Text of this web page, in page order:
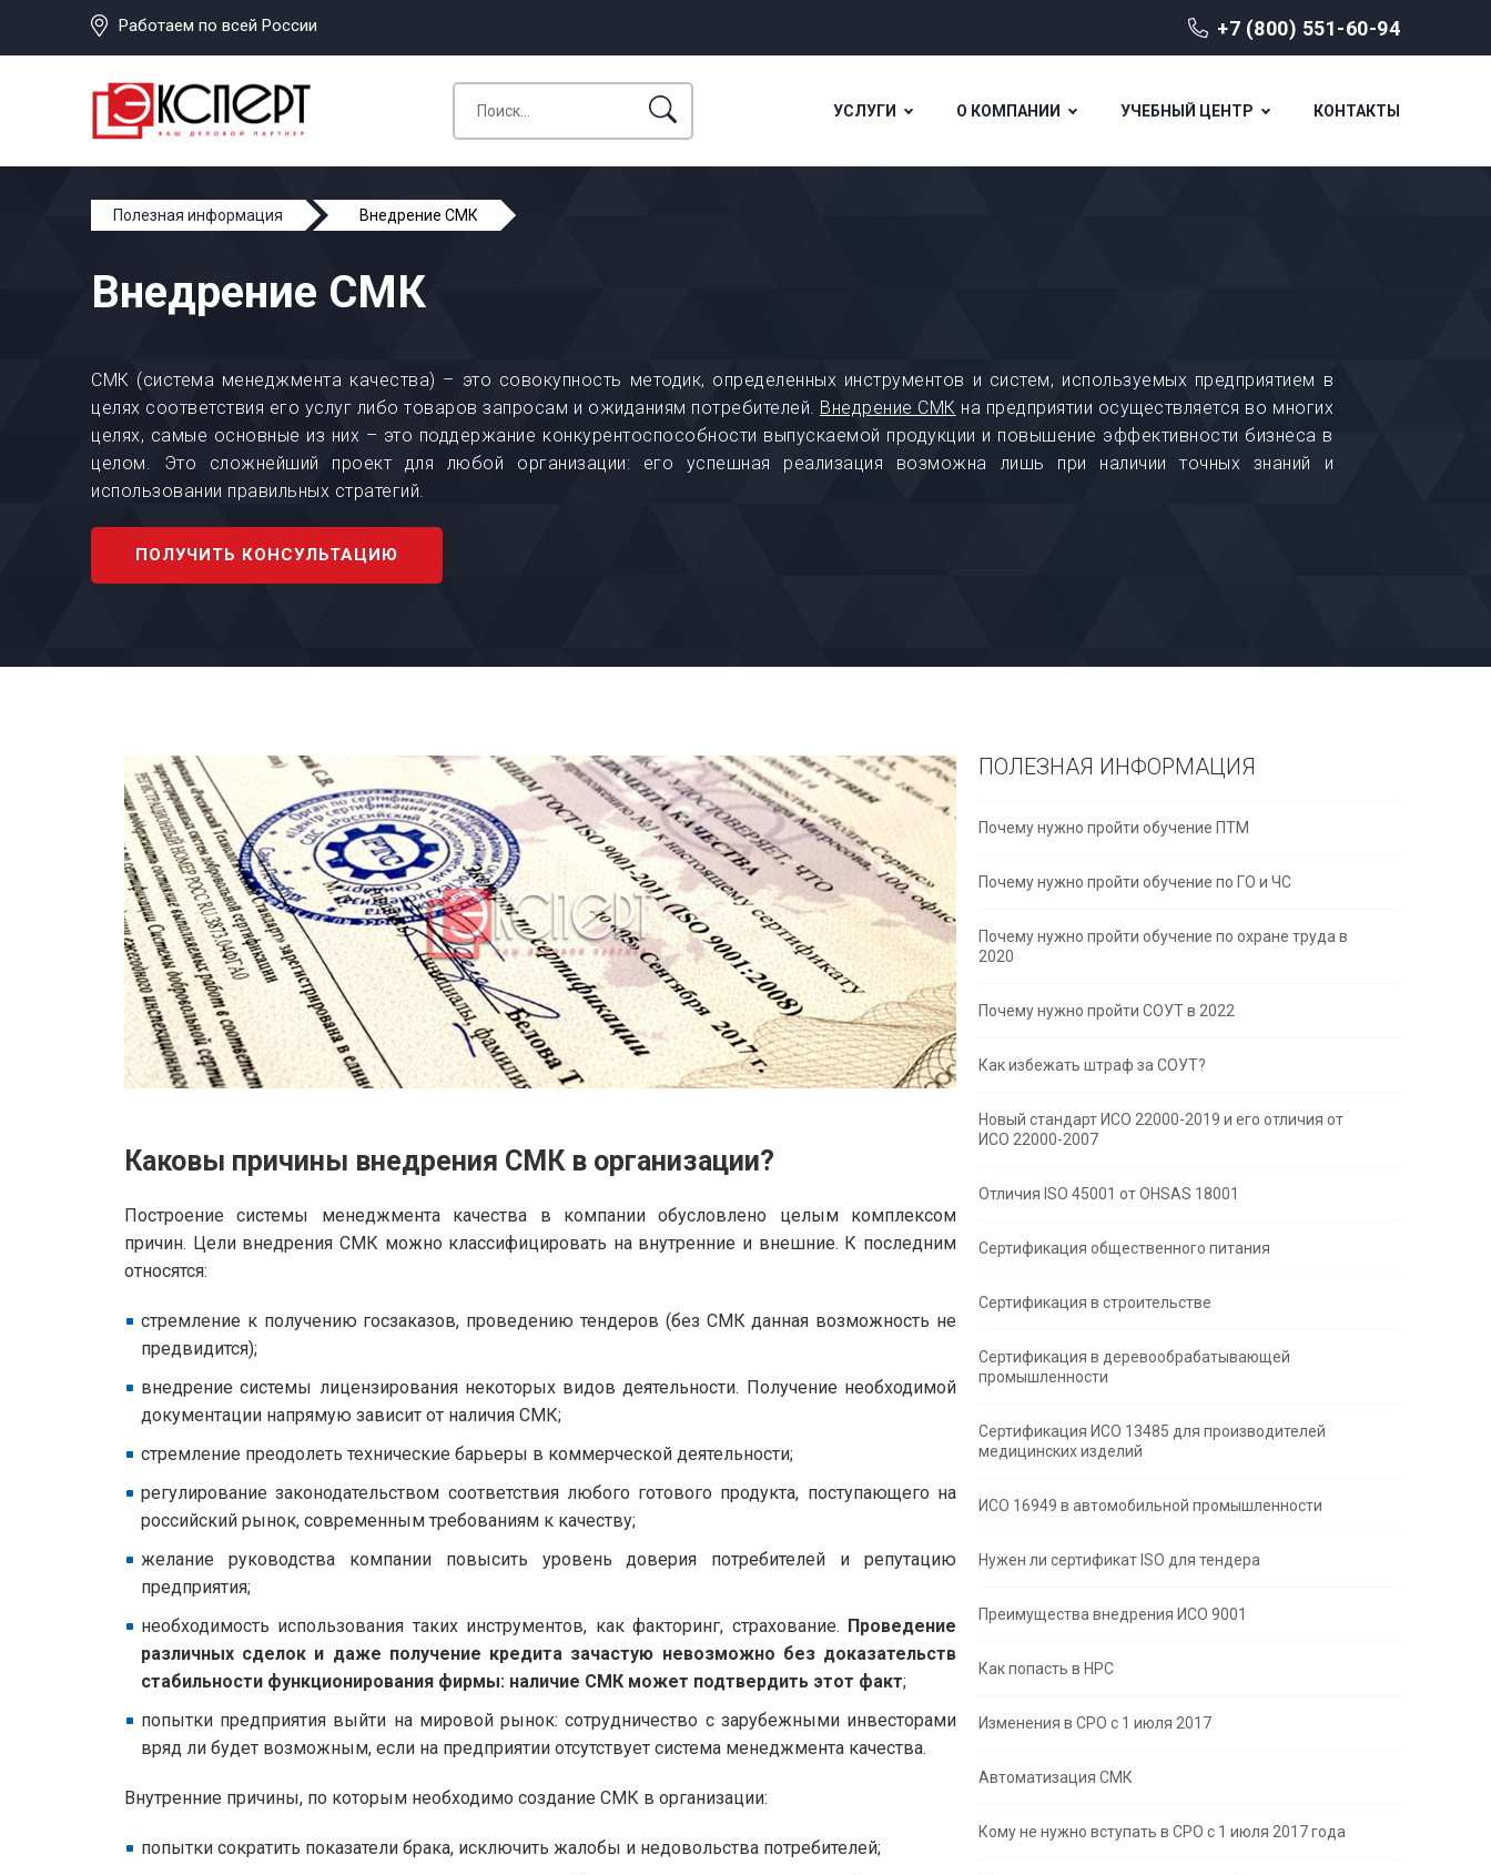
Работаем по всей России +7 (800) 551-60-94
УСЛУГИ О КОМПАНИИ УЧЕБНЫЙ ЦЕНТР КОНТАКТЫ
Полезная информация Внедрение СМК
Внедрение СМК
СМК (система менеджмента качества) – это совокупность методик, определенных инструментов и систем, используемых предприятием в
целях соответствия его услуг либо товаров запросам и ожиданиям потребителей. Внедрение СМК на предприятии осуществляется во многих
целях, самые основные из них – это поддержание конкурентоспособности выпускаемой продукции и повышение эффективности бизнеса в
целом. Это сложнейший проект для любой организации: его успешная реализация возможна лишь при наличии точных знаний и
использовании правильных стратегий.
ПОЛУЧИТЬ КОНСУЛЬТАЦИЮ
Каковы причины внедрения СМК в организации?
Построение системы менеджмента качества в компании обусловлено целым комплексом
причин. Цели внедрения СМК можно классифицировать на внутренние и внешние. К последним
относятся:
стремление к получению госзаказов, проведению тендеров (без СМК данная возможность не
предвидится);
внедрение системы лицензирования некоторых видов деятельности. Получение необходимой
документации напрямую зависит от наличия СМК;
стремление преодолеть технические барьеры в коммерческой деятельности;
регулирование законодательством соответствия любого готового продукта, поступающего на
российский рынок, современным требованиям к качеству;
желание руководства компании повысить уровень доверия потребителей и репутацию
предприятия;
необходимость использования таких инструментов, как факторинг, страхование. Проведение
различных сделок и даже получение кредита зачастую невозможно без доказательств
стабильности функционирования фирмы: наличие СМК может подтвердить этот факт;
попытки предприятия выйти на мировой рынок: сотрудничество с зарубежными инвесторами
вряд ли будет возможным, если на предприятии отсутствует система менеджмента качества.
Внутренние причины, по которым необходимо создание СМК в организации:
попытки сократить показатели брака, исключить жалобы и недовольства потребителей;
ПОЛЕЗНАЯ ИНФОРМАЦИЯ
Почему нужно пройти обучение ПТМ
Почему нужно пройти обучение по ГО и ЧС
Почему нужно пройти обучение по охране труда в
2020
Почему нужно пройти СОУТ в 2022
Как избежать штраф за СОУТ?
Новый стандарт ИСО 22000-2019 и его отличия от
ИСО 22000-2007
Отличия ISO 45001 от OHSAS 18001
Сертификация общественного питания
Сертификация в строительстве
Сертификация в деревообрабатывающей
промышленности
Сертификация ИСО 13485 для производителей
медицинских изделий
ИСО 16949 в автомобильной промышленности
Нужен ли сертификат ISO для тендера
Преимущества внедрения ИСО 9001
Как попасть в НРС
Изменения в СРО с 1 июля 2017
Автоматизация СМК
Кому не нужно вступать в СРО с 1 июля 2017 года